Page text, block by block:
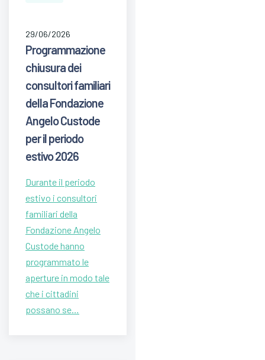
29/06/2026
Programmazione
chiusura dei
consultori familiari
della Fondazione
Angelo Custode
per il periodo
estivo 2026
Durante il periodo
estivo i consultori
familiari della
Fondazione Angelo
Custode hanno
programmato le
aperture in modo tale
che i cittadini
possano se…